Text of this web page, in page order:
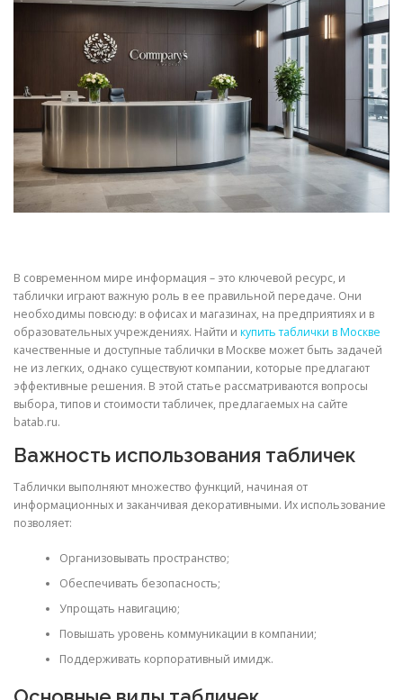
В современном мире информация – это ключевой ресурс, и
таблички играют важную роль в ее правильной передаче. Они
необходимы повсюду: в офисах и магазинах, на предприятиях и в
образовательных учреждениях. Найти и купить таблички в Москве
качественные и доступные таблички в Москве может быть задачей
не из легких, однако существуют компании, которые предлагают
эффективные решения. В этой статье рассматриваются вопросы
выбора, типов и стоимости табличек, предлагаемых на сайте
batab.ru.
Важность использования табличек
Таблички выполняют множество функций, начиная от
информационных и заканчивая декоративными. Их использование
позволяет:
Организовывать пространство;
Обеспечивать безопасность;
Упрощать навигацию;
Повышать уровень коммуникации в компании;
Поддерживать корпоративный имидж.